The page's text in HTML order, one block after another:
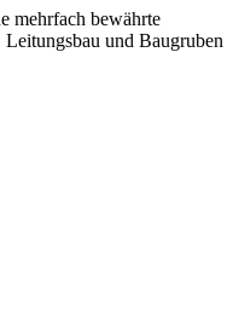
mehrfach bewährte
und Baugruben